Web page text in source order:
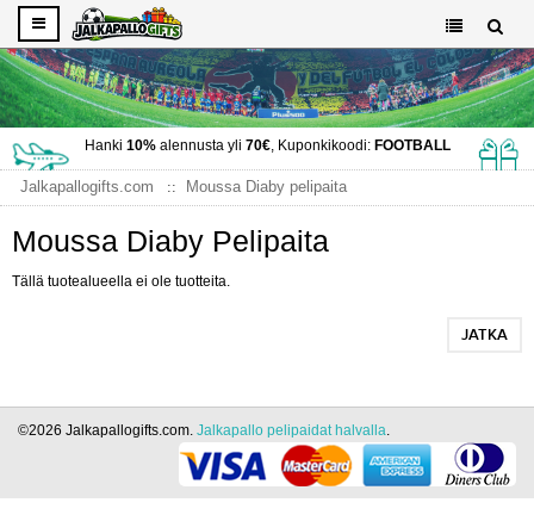
Hanki 10%alennusta yli 70€, Kuponkikoodi: FOOTBALL
Jalkapallogifts.com Moussa Diaby pelipaita
Moussa Diaby Pelipaita
Tällä tuotealueella ei ole tuotteita.
JATKA
©2026 Jalkapallogifts.com. Jalkapallo pelipaidat halvalla.